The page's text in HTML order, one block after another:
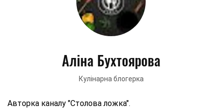
Аліна Бухтоярова
Кулінарна блогерка
Авторка каналу "Столова ложка".